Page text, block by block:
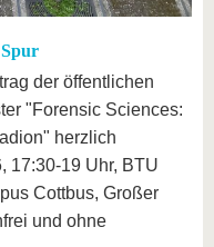
der öffentlichen
"Forensic Sciences:
herzlich
17:30-19 Uhr, BTU
Cottbus, Großer
und ohne